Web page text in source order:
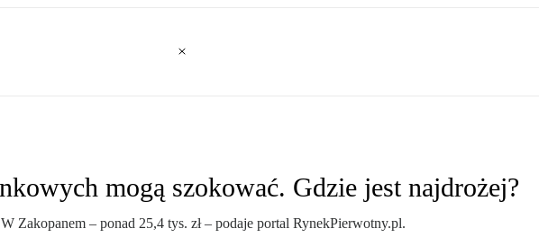
mogą szokować. Gdzie jest najdrożej?
Zakopanem – ponad 25,4 tys. zł – podaje portal RynekPierwotny.pl.